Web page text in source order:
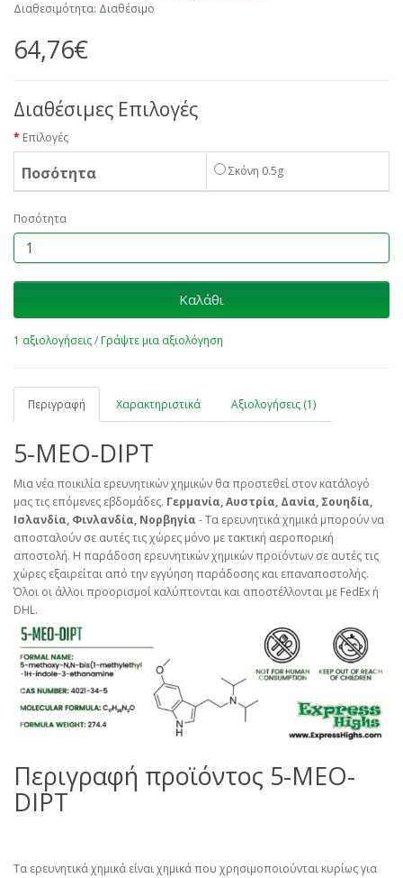
Διαθεσιμότητα: Διαθέσιμο
64,76€
Διαθέσιμες Επιλογές
Επιλογές
Ποσότητα Σκόνη 0.5g
Ποσότητα
Καλάθι
1 αξιολογήσεις/Γράψτε μια αξιολόγηση
Περιγραφή Χαρακτηριστικά Αξιολογήσεις (1)
5-MEO-DIPT
Μια νέα ποικιλία ερευνητικών χημικών θα προστεθεί στον κατάλογό
μας τις επόμενες εβδομάδες. Γερμανία, Αυστρία, Δανία, Σουηδία,
Ισλανδία, Φινλανδία, Νορβηγία - Τα ερευνητικά χημικά μπορούν να
αποσταλούν σε αυτές τις χώρες μόνο με τακτική αεροπορική
αποστολή. Η παράδοση ερευνητικών χημικών προϊόντων σε αυτές τις
χώρες εξαιρείται από την εγγύηση παράδοσης και επαναποστολής.
Όλοι οι άλλοι προορισμοί καλύπτονται και αποστέλλονται με FedEx ή
DHL.
Περιγραφή προϊόντος 5-MEO-
DIPT
Τα ερευνητικά χημικά είναι χημικά που χρησιμοποιούνται κυρίως για